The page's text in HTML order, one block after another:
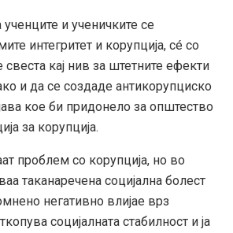
и ученичките се
интегритет и корупција, сé со
кај нив за штетните ефекти
и да се создаде антикорупциско
кое би придонело за општество
за корупција.
проблем со корупција, но во
таканаречена социјална болест
негативно влијае врз
социјалната стабилност и ја